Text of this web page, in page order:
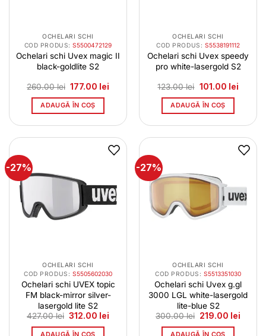
OCHELARI SCHI
COD PRODUS:S5500472129
Ochelari schi Uvex magic II
black-goldlite S2
260.00lei Prețul
a
fost:
260.00 lei.
177.00 lei
ADAUGĂ ÎN COȘ
OCHELARI SCHI
COD PRODUS: S5538191112
Ochelari schi Uvex speedy
pro white-lasergold S2
123.00lei Prețul
a
fost:
123.00 lei.
101.00 leiPrețul
ADAUGĂ ÎN COȘ
-27%
OCHELARI SCHI
COD PRODUS: S5505602030
Ochelari schi UVEX topic
FM black-mirror silver-
lasergold lite S2
427.00lei Prețul
a
312.00 lei
ADAUGĂ ÎN COȘ
-27%
OCHELARI SCHI
COD PRODUS: S5513351030
Ochelari schi Uvex g.gl
3000 LGL white-lasergold
lite-blue S2
300.00lei Prețul
a
219.00 lei
ADAUGĂ ÎN COȘ